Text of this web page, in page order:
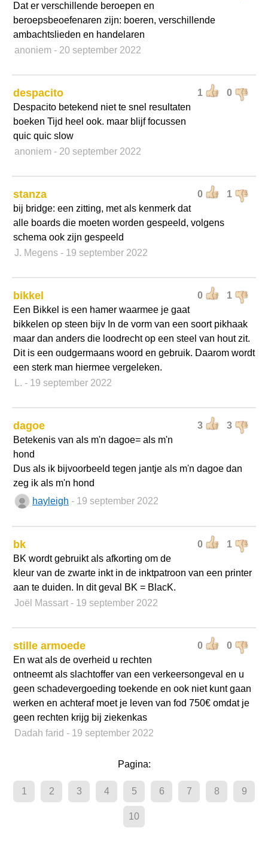
Dat er verschillende beroepen en
beroepsbeoefenaren zijn: boeren, verschillende
ambachtslieden en handelaren
anoniem - 20 september 2022
1 0
despacito
Despacito betekend niet te snel resultaten
boeken Tijd heel ook. maar blijf focussen
quic quic slow
anoniem - 20 september 2022
0 1
stanza
bij bridge: een zitting, met als kenmerk dat
alle boards die moeten worden gespeeld, volgens
schema ook zijn gespeeld
J. Megens - 19 september 2022
0 1
bikkel
Een Bikkel is een hamer waarmee je gaat
bikkelen op steen bijv In de vorm van een soort pikhaak
maar dan anders die loodrecht op een steel van hout zit.
Dit is een oudgermaans woord en gebruik. Daarom wordt
een sterk man hiermee vergeleken.
L. - 19 september 2022
3 3
dagoe
Betekenis van als m'n dagoe= als m'n
hond
Dus als ik bijvoorbeeld tegen jantje als m'n dagoe dan
zeg ik als m'n hond
hayleigh - 19 september 2022
0 1
bk
BK wordt gebruikt als afkorting om de
kleur van de zwarte inkt in de inktpatroon van een printer
aan te duiden. In dit geval BK = BlacK.
Joël Massart - 19 september 2022
0 0
stille armoede
En wat als de overheid u rechten
ontneemt als slachtoffer van een verkeersongeval en u
geen schadevergoeding toekende en ook niet kunt gaan
werken en achteraf moet je leven van fod 750€ omdat je
geen rechten krijg bij ziekenkas
Dadah farid - 19 september 2022
Pagina:
1 2 3 4 5 6 7 8 9
10